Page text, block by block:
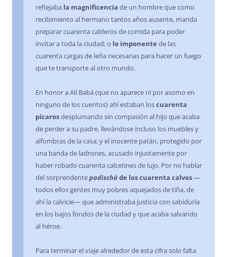
reflejaba la magnificencia de un hombre que como
recibimiento al hermano tantos años ausente, manda
preparar cuarenta calderos de comida para poder
invitar a toda la ciudad; o lo imponente de las
cuarenta cargas de leña necesarias para hacer un fuego
que te transporte al otro mundo.
En honor a Alí Babá (que no aparece ni por asomo en
ninguno de los cuentos) ahí estaban loscuarenta
pícarosdesplumando sin compasión al hijo que acaba
de perder a su padre, llevándose incluso los muebles y
alfombras de la casa; y el inocente patán, protegido por
una banda de ladrones, acusado injustamente por
haber robado cuarenta calcetines de lujo. Por no hablar
del sorprendentepadischáde loscuarenta calvos—
todos ellos gentes muy pobres aquejados de tiña, de
ahí la calvicie— que administraba justicia con sabiduría
en los bajos fondos de la ciudad y que acaba salvando
al héroe.
Para terminar el viaje alrededor de esta cifra solo falta